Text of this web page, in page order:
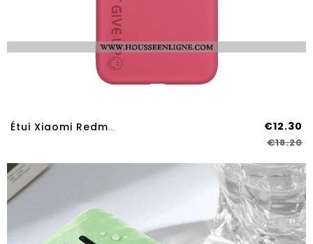
Étui Xiaomi Redmi 9 Tendance Légère Protection Tout Compris Délavé En Daim Ornements Suspendus Lettr €12.30
€18.20